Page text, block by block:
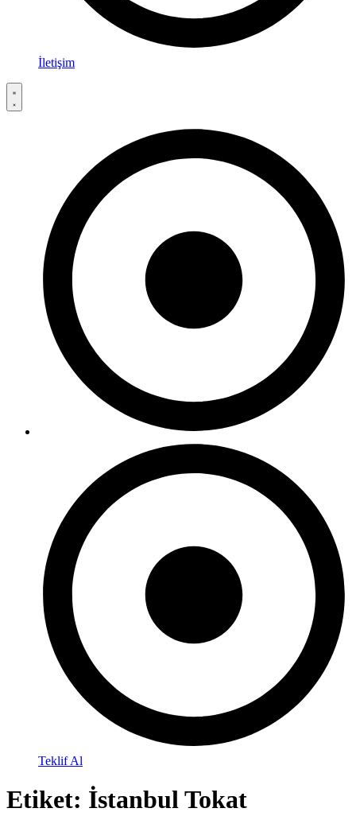
İletişim
Teklif Al
Etiket: İstanbul Tokat